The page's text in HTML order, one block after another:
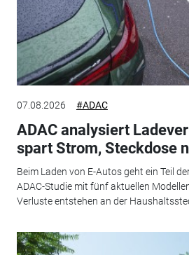
07.08.2026 #ADAC
ADAC analysiert
spart Strom, Steckdose
Beim Laden von E-Autos geht ein Teil
ADAC-Studie mit fünf aktuellen
Verluste entstehen an der